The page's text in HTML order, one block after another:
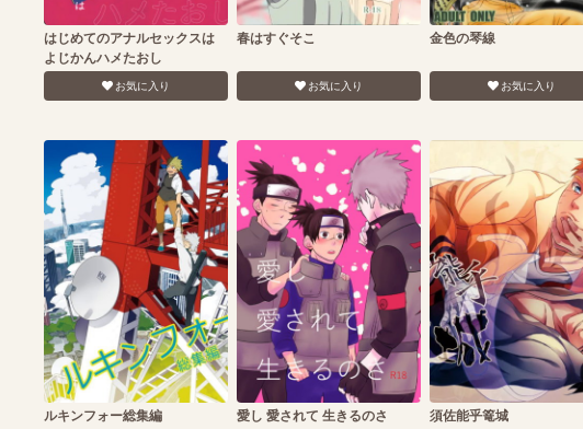
はじめてのアナルセックスは
よじかんハメたおし
お気に入り
春はすぐそこ
お気に入り
金色の琴線
お気に入り
ルキンフォー総集編 愛し 愛されて 生きるのさ 須佐能乎篭城